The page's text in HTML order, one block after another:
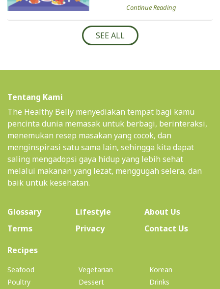
Continue Reading
SEE ALL
Tentang Kami
The Healthy Belly menyediakan tempat bagi kamu
pencinta dunia memasak untuk berbagi, berinteraksi,
menemukan resep masakan yang cocok, dan
menginspirasi satu sama lain, sehingga kita dapat
saling mengadopsi gaya hidup yang lebih sehat
melalui makanan yang lezat, menggugah selera, dan
baik untuk kesehatan.
Glossary Lifestyle About Us(current)
Terms
Privacy
Contact Us
Recipes(current)
Seafood
Poultry
Vegetarian
Dessert
Korean
Drinks